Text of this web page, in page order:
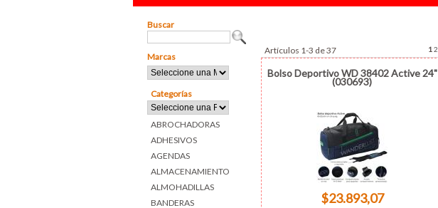
Buscar
Marcas
Categorías
ABROCHADORAS
ADHESIVOS
AGENDAS
ALMACENAMIENTO
ALMOHADILLAS
BANDERAS
Artículos 1-3 de 37 1 2
Bolso Deportivo WD 38402 Active 24"
(030693)
$23.893,07